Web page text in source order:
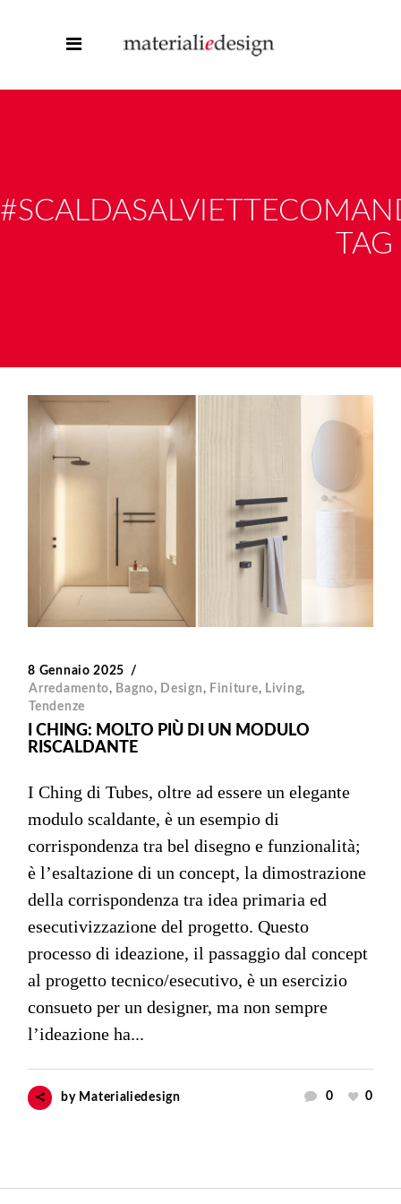
TAG
8 Gennaio 2025
Arredamento, Bagno, Design, Finiture, Living,
Tendenze
I CHING: MOLTO PIÙ DI UN MODULO
RISCALDANTE
I Ching di Tubes, oltre ad essere un elegante
modulo scaldante, è un esempio di
corrispondenza tra bel disegno e funzionalità;
è l’esaltazione di un concept, la dimostrazione
della corrispondenza tra idea primaria ed
esecutivizzazione del progetto. Questo
processo di ideazione, il passaggio dal concept
al progetto tecnico/esecutivo, è un esercizio
consueto per un designer, ma non sempre
l’ideazione ha...
by Materialiedesign 0 0